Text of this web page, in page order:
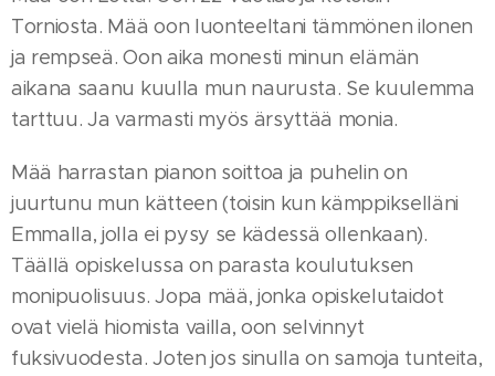
Torniosta. Mää oon luonteeltani tämmönen ilonen
ja rempseä. Oon aika monesti minun elämän
aikana saanu kuulla mun naurusta. Se kuulemma
tarttuu. Ja varmasti myös ärsyttää monia.
Mää harrastan pianon soittoa ja puhelin on
juurtunu mun kätteen (toisin kun kämppikselläni
Emmalla, jolla ei pysy se kädessä ollenkaan).
Täällä opiskelussa on parasta koulutuksen
monipuolisuus. Jopa mää, jonka opiskelutaidot
ovat vielä hiomista vailla, oon selvinnyt
fuksivuodesta. Joten jos sinulla on samoja tunteita,